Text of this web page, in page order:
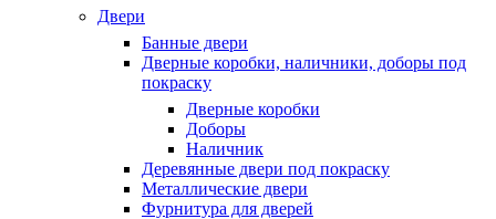
Двери
Банные двери
Дверные коробки, наличники, доборы под
покраску
Дверные коробки
Доборы
Наличник
Деревянные двери под покраску
Металлические двери
Фурнитура для дверей